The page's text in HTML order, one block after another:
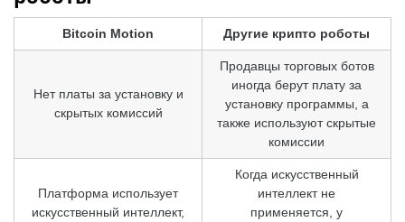
Bitcoin Motion Другие крипто роботы
Нет платы за установку и
скрытых комиссий
Продавцы торговых ботов
иногда берут плату за
установку программы, а
также используют скрытые
комиссии
Платформа использует
искусственный интеллект,
Когда искусственный
интеллект не
применяется, у